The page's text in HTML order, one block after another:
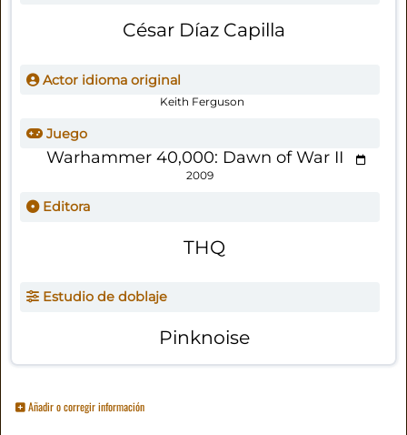
César Díaz Capilla
Actor idioma original
Keith Ferguson
Juego
Warhammer 40,000: Dawn of War II
2009
Editora
THQ
Estudio de doblaje
Pinknoise
Añadir o corregir información